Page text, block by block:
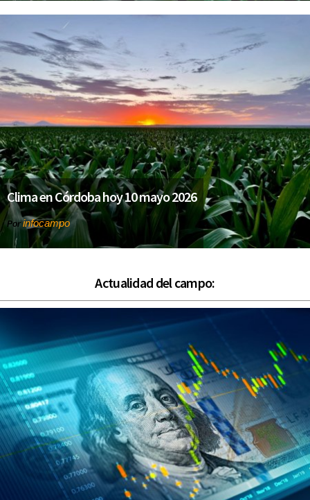
Clima en Córdoba hoy 10 mayo 2026
Porinfocampo
Actualidad del campo: